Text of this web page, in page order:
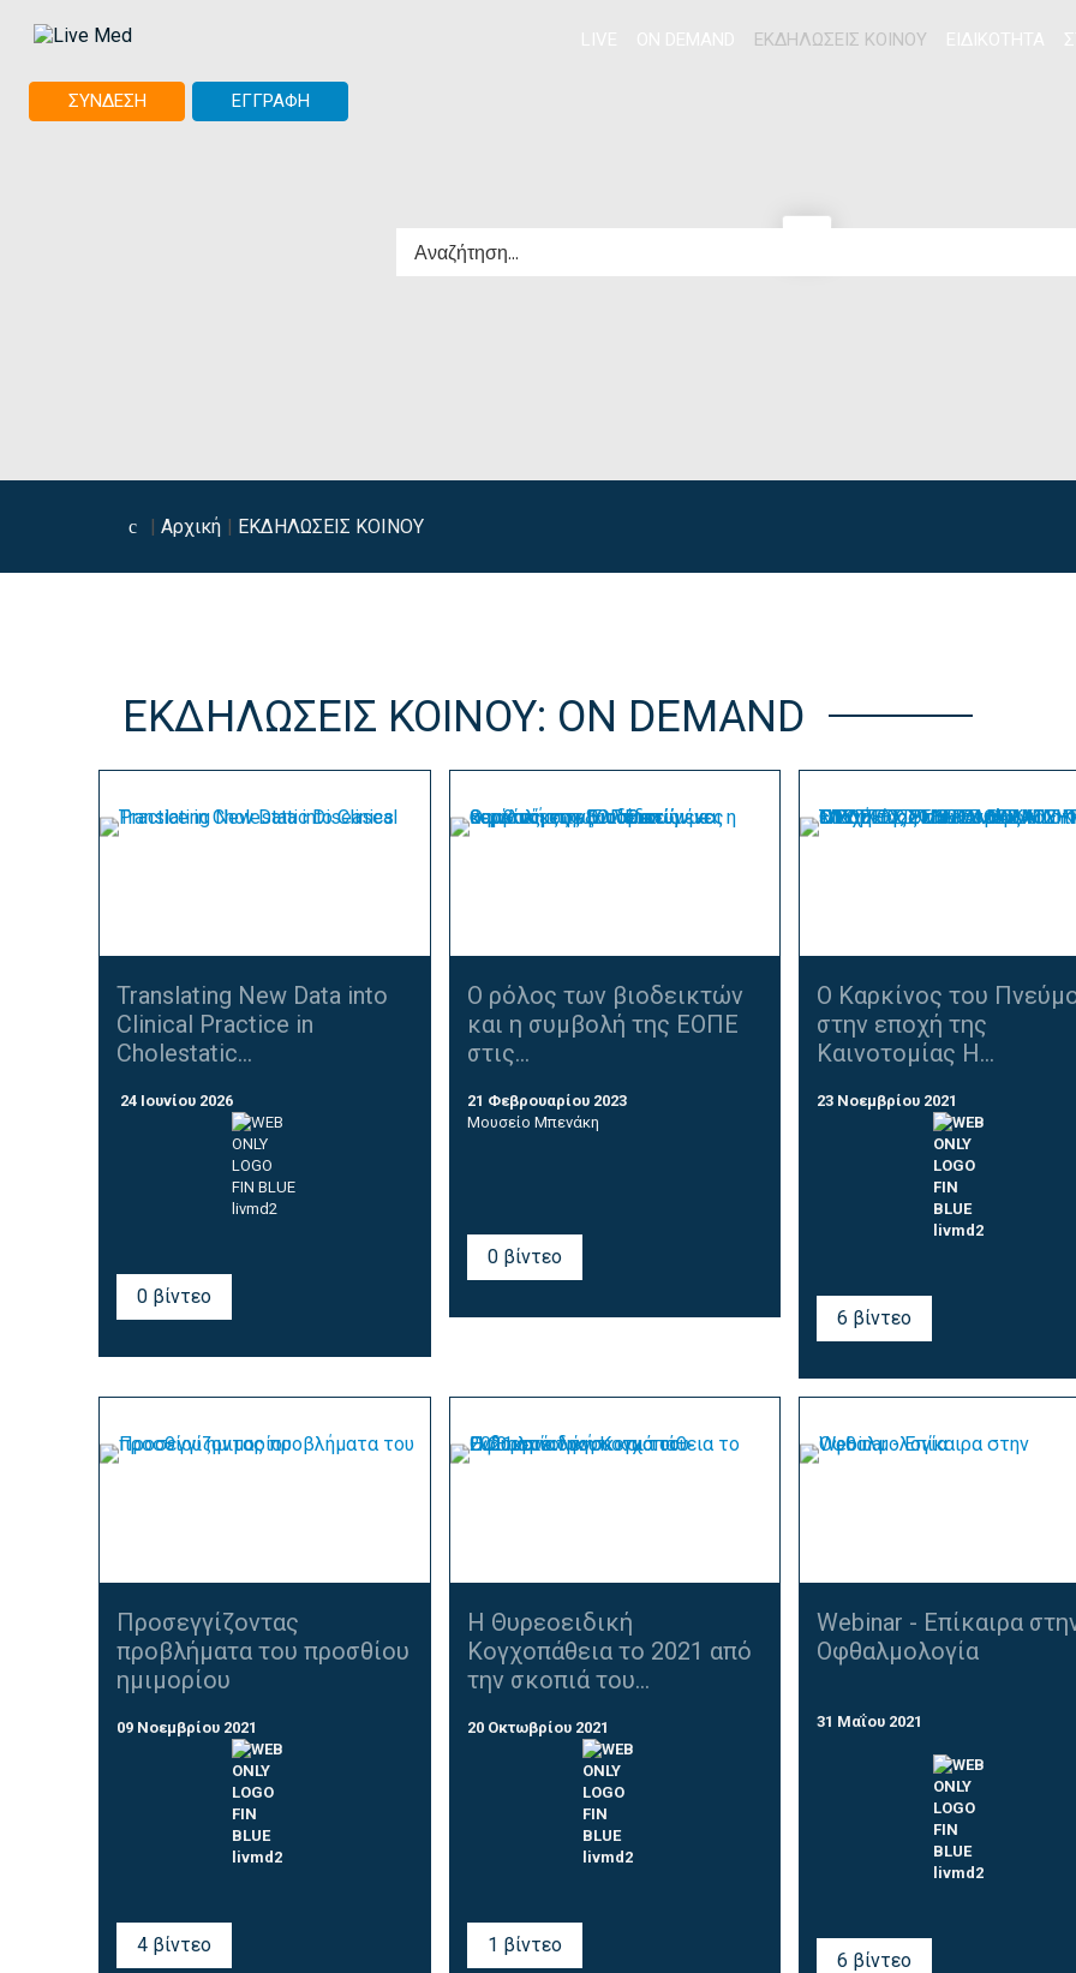
ΕΚΔΗΛΩΣΕΙΣ ΚΟΙΝΟΥ
ΣΥΝΔΕΣΗ ΕΓΓΡΑΦΗ
Αρχική ΕΚΔΗΛΩΣΕΙΣ ΚΟΙΝΟΥ
ΕΚΔΗΛΩΣΕΙΣ ΚΟΙΝΟΥ: ON DEMAND
Translating New Data into
Clinical Practice in
Cholestatic...
24 Ιουνίου 2026
0 βίντεο
Ο ρόλος των βιοδεικτών
και η συμβολή της ΕΟΠΕ
στις...
21 Φεβρουαρίου 2023
Μουσείο Μπενάκη
0 βίντεο
Ο Καρκίνος του
στην εποχή της
Καινοτομίας Η...
23 Νοεμβρίου 2021
6 βίντεο
Προσεγγίζοντας
προβλήματα του προσθίου
ημιμορίου
09 Νοεμβρίου 2021
4 βίντεο
Η Θυρεοειδική
Κογχοπάθεια το 2021 από
την σκοπιά του...
20 Οκτωβρίου 2021
1 βίντεο
Webinar - Επίκαιρα
Οφθαλμολογία
31 Μαΐου 2021
6 βίντεο